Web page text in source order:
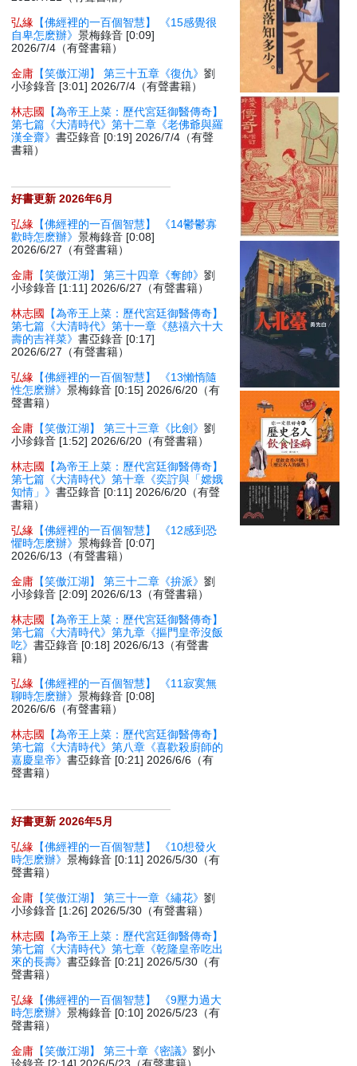
弘緣 【佛經裡的一百個智慧】 《15感覺很
自卑怎麽辦》景梅錄音 [0:09]
2026/7/4（有聲書籍）
金庸 【笑傲江湖】 第三十五章《復仇》劉
小珍錄音 [3:01] 2026/7/4（有聲書籍）
林志國
【為帝王上菜：歷代宮廷御醫傳奇】
第七篇《大清時代》第十二章《老佛爺與羅
漢全齋》書亞錄音 [0:19] 2026/7/4（有聲
書籍）
好書更新 2026年6月
弘緣 【佛經裡的一百個智慧】 《14鬱鬱寡
歡時怎麽辦》景梅錄音 [0:08]
2026/6/27（有聲書籍）
金庸 【笑傲江湖】 第三十四章《奪帥》劉
小珍錄音 [1:11] 2026/6/27（有聲書籍）
林志國
【為帝王上菜：歷代宮廷御醫傳奇】
第七篇《大清時代》第十一章《慈禧六十大
壽的吉祥菜》書亞錄音 [0:17]
2026/6/27（有聲書籍）
弘緣 【佛經裡的一百個智慧】 《13懶惰隨
性怎麽辦》景梅錄音 [0:15] 2026/6/20（有
聲書籍）
金庸 【笑傲江湖】 第三十三章《比劍》劉
小珍錄音 [1:52] 2026/6/20（有聲書籍）
林志國
【為帝王上菜：歷代宮廷御醫傳奇】
第七篇《大清時代》第十章《奕詝與「嫦娥
知情」》書亞錄音 [0:11] 2026/6/20（有聲
書籍）
弘緣 【佛經裡的一百個智慧】 《12感到恐
懼時怎麽辦》景梅錄音 [0:07]
2026/6/13（有聲書籍）
金庸 【笑傲江湖】 第三十二章《拚派》劉
小珍錄音 [2:09] 2026/6/13（有聲書籍）
林志國
【為帝王上菜：歷代宮廷御醫傳奇】
第七篇《大清時代》第九章《摳門皇帝沒飯
吃》書亞錄音 [0:18] 2026/6/13（有聲書
籍）
弘緣 【佛經裡的一百個智慧】 《11寂寞無
聊時怎麽辦》景梅錄音 [0:08]
2026/6/6（有聲書籍）
林志國
【為帝王上菜：歷代宮廷御醫傳奇】
第七篇《大清時代》第八章《喜歡殺廚師的
嘉慶皇帝》書亞錄音 [0:21] 2026/6/6（有
聲書籍）
好書更新 2026年5月
弘緣 【佛經裡的一百個智慧】 《10想發火
時怎麽辦》景梅錄音 [0:11] 2026/5/30（有
聲書籍）
金庸 【笑傲江湖】 第三十一章《繡花》劉
小珍錄音 [1:26] 2026/5/30（有聲書籍）
林志國
【為帝王上菜：歷代宮廷御醫傳奇】
第七篇《大清時代》第七章《乾隆皇帝吃出
來的長壽》書亞錄音 [0:21] 2026/5/30（有
聲書籍）
弘緣 【佛經裡的一百個智慧】 《9壓力過大
時怎麽辦》景梅錄音 [0:10] 2026/5/23（有
聲書籍）
金庸 【笑傲江湖】 第三十章《密議》劉小